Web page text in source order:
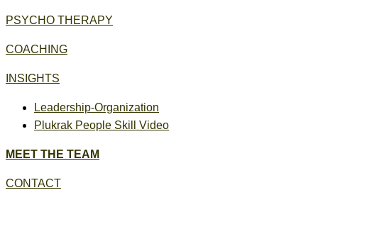
PSYCHO THERAPY
COACHING
INSIGHTS
Leadership-Organization
Plukrak People Skill Video
MEET THE TEAM
CONTACT